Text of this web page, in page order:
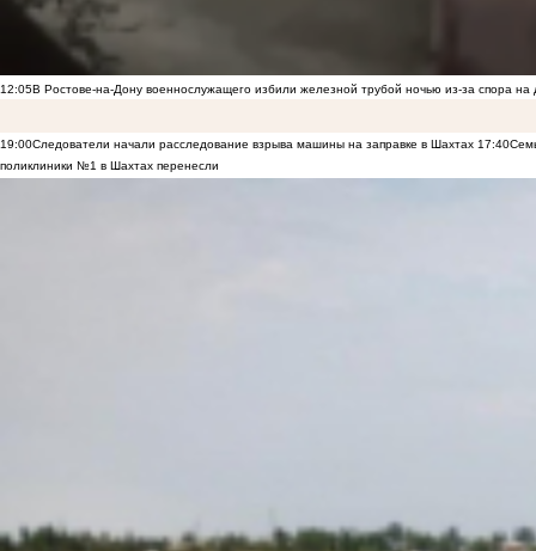
12:05В Ростове-на-Дону военнослужащего избили железной трубой ночью из-за спора на
19:00Следователи начали расследование взрыва машины на заправке в Шахтах 17:40
поликлиники №1 в Шахтах перенесли